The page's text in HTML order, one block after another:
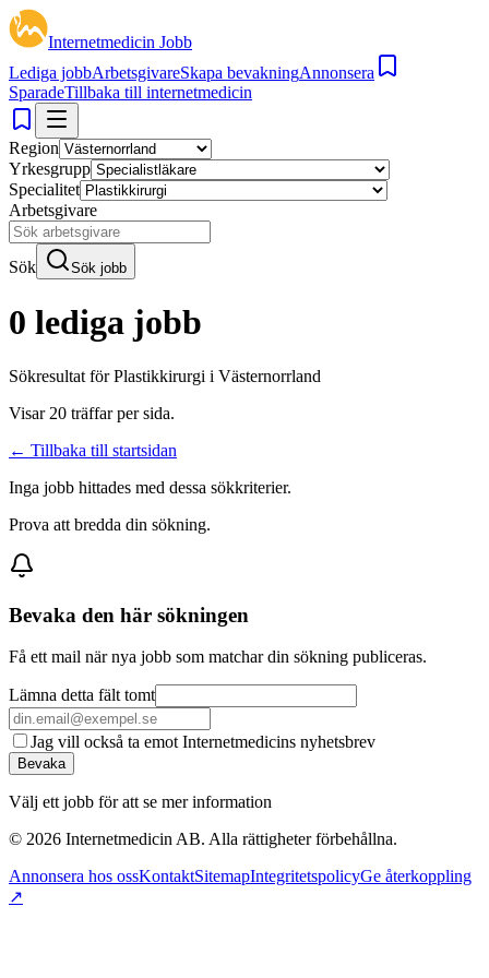
Internetmedicin Jobb
Lediga jobbArbetsgivareSkapa bevakningAnnonsera
SparadeTillbaka till internetmedicin
Region
Yrkesgrupp
Specialitet
Arbetsgivare
Sök Sök jobb
0 lediga jobb
Sökresultat förPlastikkirurgi i Västernorrland
Visar 20 träffar per sida.
← Tillbaka till startsidan
Inga jobb hittades med dessa sökkriterier.
Prova att bredda din sökning.
Bevaka den här sökningen
Få ett mail när nya jobb som matchar din sökning publiceras.
Lämna detta fält tomt
Jag vill också ta emot Internetmedicins nyhetsbrev
Bevaka
Välj ett jobb för att se mer information
© 2026 Internetmedicin AB. Alla rättigheter förbehållna.
Annonsera hos ossKontaktSitemapIntegritetspolicyGe återkoppling
↗